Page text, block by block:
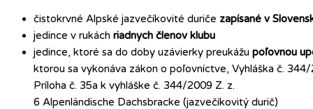
čistokrvné Alpské jazvečíkovité duriče zapísané v
jedince v rukách riadnych členov klubu
jedince, ktoré sa do doby uzávierky preukážu poľovnou
ktorou sa vykonáva zákon o poľovníctve, Vyhláška č.
Príloha č. 35a k vyhláške č. 344/2009 Z. z.
6 Alpenländische Dachsbracke (jazvečíkovitý durič)